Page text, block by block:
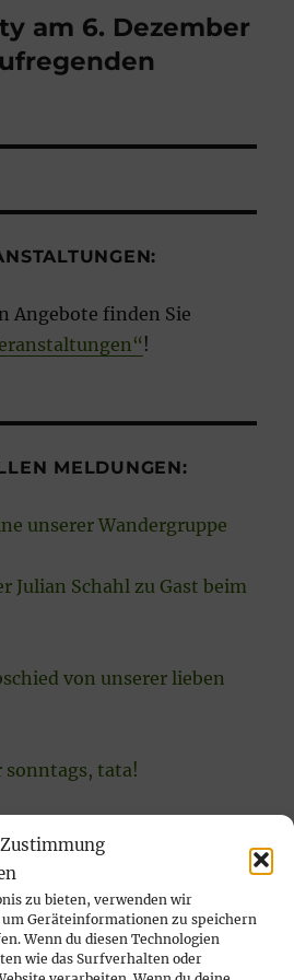
zu bieten, verwenden wir
um Geräteinformationen zu speichern
Wenn du diesen Technologien
wie das Surfverhalten oder
am 6. Dezember
Angebote finden Sie
!
MELDUNGEN:
unserer Wandergruppe
Julian Schahl zu Gast beim
von unserer lieben
tata!
Karfreitags-Fischessen
2026: es
gelacht & geschunkelt!